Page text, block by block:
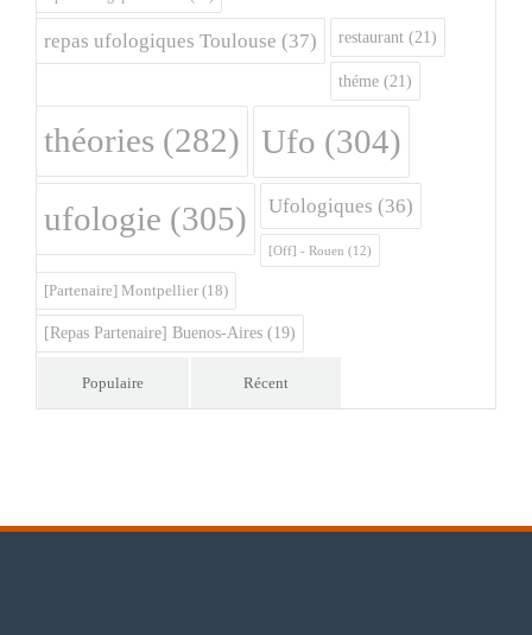
repas ufologiques Toulouse (37) restaurant (21)
théme (21)
théories (282) Ufo (304)
ufologie (305) Ufologiques (36)
[Off] - Rouen (12)
[Partenaire] Montpellier (18)
[Repas Partenaire] Buenos-Aires (19)
Populaire Récent